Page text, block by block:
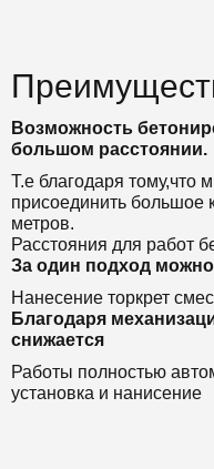
Возможность
большом расстоянии.
Т.е благодаря
присоединить большое
метров.
Расстояния для работ
За один подход
Нанесение торкрет
Благодаря
снижается
Работы полностью
установка и нанисение